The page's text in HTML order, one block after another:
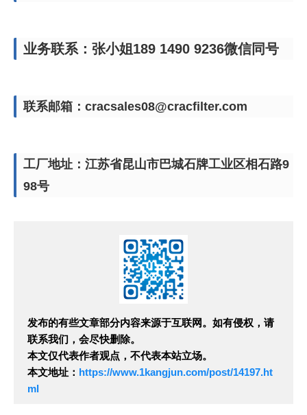
业务联系：张小姐189 1490 9236微信同号
联系邮箱：cracsales08@cracfilter.com
工厂地址：江苏省昆山市巴城石牌工业区相石路9
98号
发布的有些文章部分内容来源于互联网。如有侵权，请
联系我们，会尽快删除。
本文仅代表作者观点，不代表本站立场。
本文地址： https://www.1kangjun.com/post/14197.ht
ml